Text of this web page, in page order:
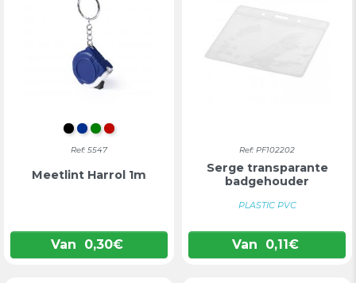
ZWART
BLAUW
GROEN
ROOD
Ref: 5547
Meetlint Harrol 1m
Van 0,30€
Ref: PF102202
Serge transparante
badgehouder
PLASTIC PVC
Van 0,11€